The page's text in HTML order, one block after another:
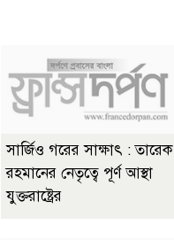
সার্জিও গরের সাক্ষাৎ : তারেক
রহমানের নেতৃত্বে পূর্ণ আস্থা
যুক্তরাষ্ট্রের